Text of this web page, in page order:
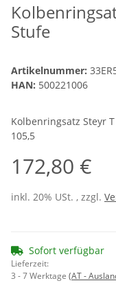
Stufe
Artikelnummer:
HAN: 500221006
Kolbenringsatz Steyr
105,5
172,80 €
inkl. 20% USt. , zzgl.
Sofort verfügbar
Lieferzeit:
3 - 7 Werktage (AT -